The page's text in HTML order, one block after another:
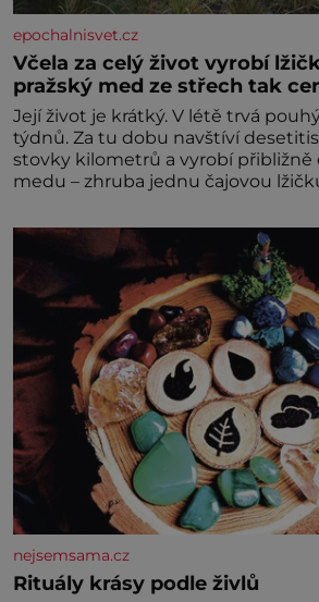
epochalnisvet.cz
Včela za celý život vyrobí
pražský med ze střech tak
Její život je krátký. V létě trvá
týdnů. Za tu dobu navštíví
stovky kilometrů a vyrobí přibližně
medu – zhruba jednu čajovou
dalšími desítkami tisíc příslušnic
vznikne jeden z nejdokonalejších
nejsemsama.cz
Rituály krásy podle živlů